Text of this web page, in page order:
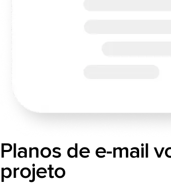
Planos de e-mail
projeto